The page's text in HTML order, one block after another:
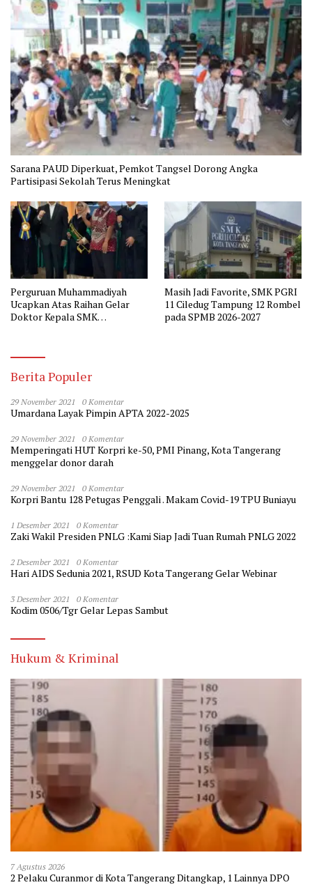
Sarana PAUD Diperkuat, Pemkot Tangsel Dorong Angka
Partisipasi Sekolah Terus Meningkat
Perguruan Muhammadiyah
Ucapkan Atas Raihan Gelar
Doktor Kepala SMK
Masih Jadi Favorite, SMK PGRI
11 Ciledug Tampung 12 Rombel
pada SPMB 2026-2027
Berita Populer
29 November 2021 0 Komentar
Umardana Layak Pimpin APTA 2022-2025
29 November 2021 0 Komentar
Memperingati HUT Korpri ke-50, PMI Pinang, Kota Tangerang
menggelar donor darah
29 November 2021 0 Komentar
Korpri Bantu 128 Petugas Penggali . Makam Covid-19 TPU Buniayu
1 Desember 2021 0 Komentar
Zaki Wakil Presiden PNLG :Kami Siap Jadi Tuan Rumah PNLG 2022
2 Desember 2021 0 Komentar
Hari AIDS Sedunia 2021, RSUD Kota Tangerang Gelar Webinar
3 Desember 2021 0 Komentar
Kodim 0506/Tgr Gelar Lepas Sambut
Hukum & Kriminal
7 Agustus 2026
2 Pelaku Curanmor di Kota Tangerang Ditangkap, 1 Lainnya DPO